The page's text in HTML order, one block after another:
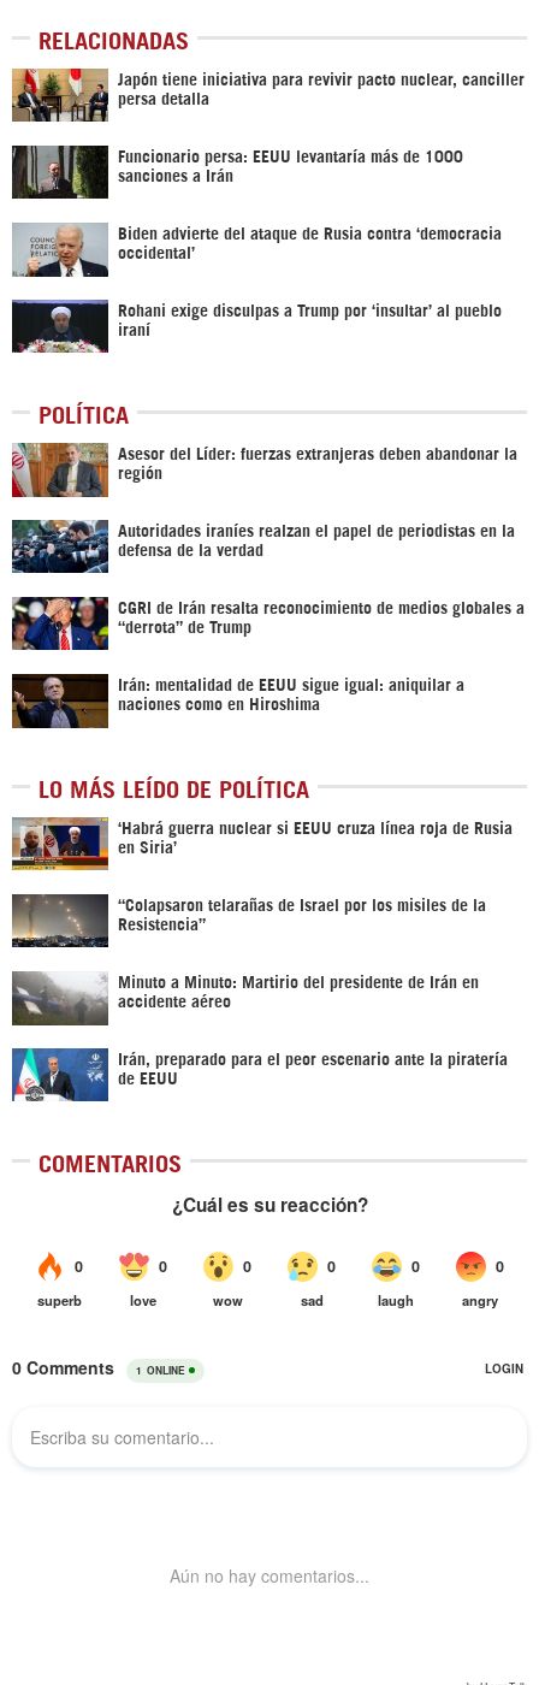
RELACIONADAS
Japón tiene iniciativa para revivir pacto nuclear, canciller
persa detalla
Funcionario persa: EEUU levantaría más de 1000
sanciones a Irán
Biden advierte del ataque de Rusia contra ‘democracia
occidental’
Rohani exige disculpas a Trump por ‘insultar’ al pueblo
iraní
POLÍTICA
Asesor del Líder: fuerzas extranjeras deben abandonar la
región
Autoridades iraníes realzan el papel de periodistas en la
defensa de la verdad
CGRI de Irán resalta reconocimiento de medios globales a
“derrota” de Trump
Irán: mentalidad de EEUU sigue igual: aniquilar a
naciones como en Hiroshima
LO MÁS LEÍDO DE POLÍTICA
‎‘Habrá guerra nuclear si EEUU cruza línea roja de Rusia
en Siria’‎
“Colapsaron telarañas de Israel por los misiles de la
Resistencia”
Minuto a Minuto: Martirio del presidente de Irán en
accidente aéreo
Irán, preparado para el peor escenario ante la piratería
de EEUU
COMENTARIOS